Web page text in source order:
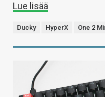
Lue lisää
Ducky HyperX One 2